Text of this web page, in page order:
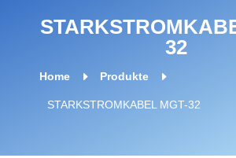
32
Home E Produkte E
STARKSTROMKABEL MGT-32